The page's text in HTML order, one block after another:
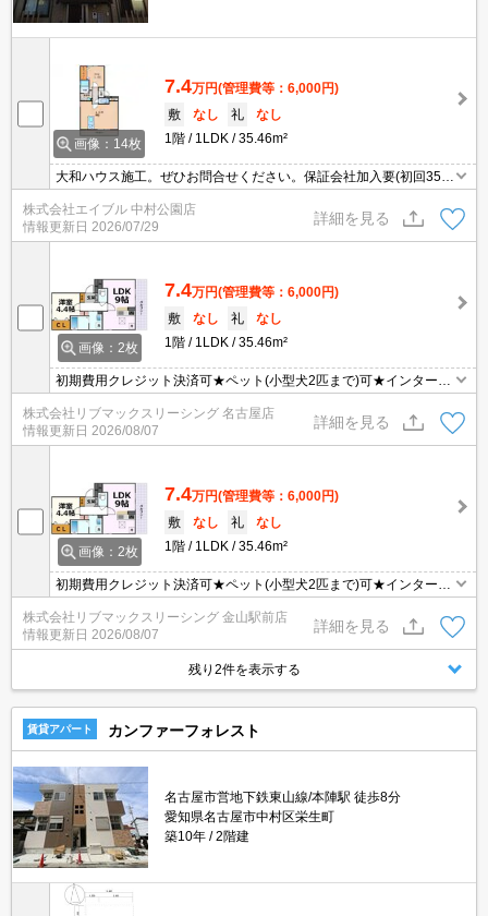
画像：14枚
7.4万円(管理費等：6,000円)
敷
なし 礼
なし
1階
1LDK 35.46m²
大和ハウス施工。ぜひお問合せください。保証会社加入要(初回35,0
00円、月額総支払額の1％+800円/月)。
株式会社エイブル 中村公園店
情報更新日 2026/07/29
詳細を見る
画像：2枚
7.4万円(管理費等：6,000円)
敷
なし 礼
なし
1階
1LDK 35.46m²
初期費用クレジット決済可★ペット(小型犬2匹まで)可★インターネ
ットWiFi無料★追い炊き機能など設備充実の1LDK♪スーパーが徒歩
圏内にあって便利な立地です！
株式会社リブマックスリーシング 名古屋店
情報更新日 2026/08/07
詳細を見る
画像：2枚
7.4万円(管理費等：6,000円)
敷
なし 礼
なし
1階
1LDK 35.46m²
初期費用クレジット決済可★ペット(小型犬2匹まで)可★インターネ
ットWiFi無料★追い炊き機能など設備充実の1LDK♪スーパーが徒歩
圏内にあって便利な立地です！
株式会社リブマックスリーシング 金山駅前店
情報更新日 2026/08/07
詳細を見る
残り2件を表示する
賃貸アパート カンファーフォレスト
名古屋市営地下鉄東山線/本陣駅 徒歩8分
愛知県名古屋市中村区栄生町
築10年
2階建